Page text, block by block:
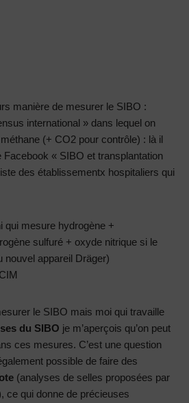
manière de mesurer le SIBO :
international » dans lequel on
(+ CO2 pour contrôle) : là il
Facebook « SIBO et transplantation
des établissementx hospitaliers qui
qui mesure hydrogène +
sulfuré + oxyde nitrique si le
nouvel appareil Dräger)
le SIBO mais moi qui travaille
du SIBO je m’aperçois qu’on peut
ces mesures. C’est une question
possible de faire des
(analyses de selles proposées par
ce qui donne de précieuses